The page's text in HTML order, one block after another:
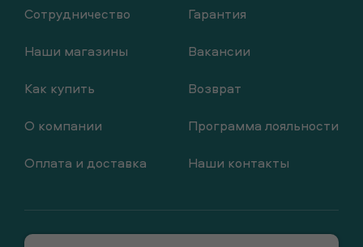
Сотрудничество
Наши магазины
Как купить
О компании
Оплата и доставка
Гарантия
Вакансии
Возврат
Программа лояльности
Наши контакты